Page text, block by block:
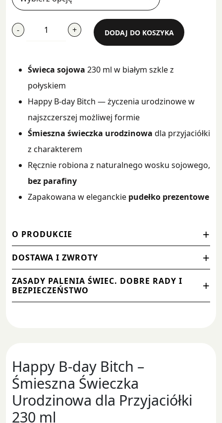
Świeca sojowa 230 ml w białym szkle z
połyskiem
Happy B-day Bitch — życzenia urodzinowe w
najszczerszej możliwej formie
Śmieszna świeczka urodzinowa dla przyjaciółki
z charakterem
Ręcznie robiona z naturalnego wosku sojowego,
bez parafiny
Zapakowana w eleganckie pudełko prezentowe
O PRODUKCIE
DOSTAWA I ZWROTY
ZASADY PALENIA ŚWIEC. DOBRE RADY I
BEZPIECZEŃSTWO
-
Happy
Bitch
+ DODAJ DO KOSZYKA
Happy B-day Bitch –
Śmieszna Świeczka
Urodzinowa dla Przyjaciółki
230 ml